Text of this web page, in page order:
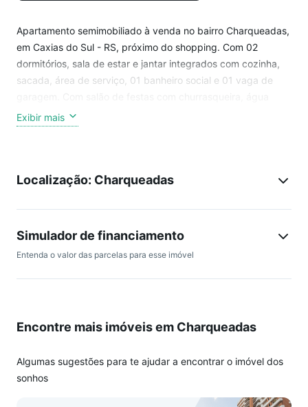
Apartamento semimobiliado à venda no bairro Charqueadas,
em Caxias do Sul - RS, próximo do shopping. Com 02
dormitórios, sala de estar e jantar integrados com cozinha,
sacada, área de serviço, 01 banheiro social e 01 vaga de
quente, gás central, hidrômetros individuais, esquadrias em
alumínio, sacada e excelente posição solar.
Exibir mais
Localização: Charqueadas
Simulador de financiamento
Entenda o valor das parcelas para esse imóvel
Encontre mais imóveis em Charqueadas
Algumas sugestões para te ajudar a encontrar o imóvel dos
sonhos